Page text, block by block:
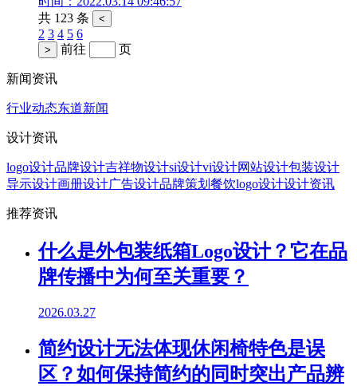
共 123 条
<
2 3 4 5 6
> 前往 页
新闻资讯
行业动态东道新闻
设计资讯
logo设计品牌设计吉祥物设计si设计vi设计网站设计包装设计
导示设计画册设计广告设计品牌策划 餐饮logo设计设计资讯
推荐资讯
什么是外包装纸箱Logo设计？它在品
牌传播中为何至关重要？
2026.03.27
简约设计无法体现休闲椅特色是误
区？如何保持简约的同时突出产品辨